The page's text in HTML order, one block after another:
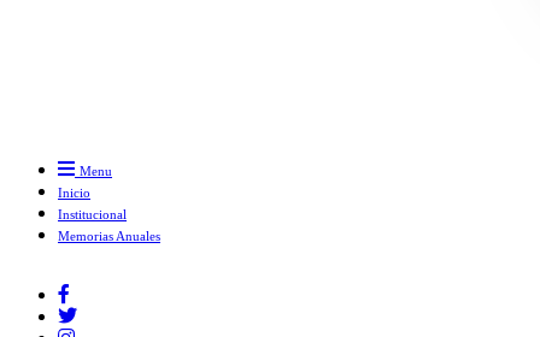
Menu
Inicio
Institucional
Memorias Anuales